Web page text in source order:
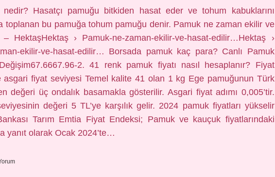
Hasatçı pamuğu bitkiden hasat eder ve tohum kabuklarını
toplanan bu pamuğa tohum pamuğu denir. Pamuk ne zaman ekilir ve
HektaşHektaş › Pamuk-ne-zaman-ekilir-ve-hasat-edilir…Hektaş ›
ekilir-ve-hasat-edilir… Borsada pamuk kaç para? Canlı Pamuk
2. 41 renk pamuk fiyatı nasıl hesaplanır? Fiyat
asgari fiyat seviyesi Temel kalite 41 olan 1 kg Ege pamuğunun Türk
değeri üç ondalık basamakla gösterilir. Asgari fiyat adımı 0,005’tir.
değeri 5 TL’ye karşılık gelir. 2024 pamuk fiyatları yükselir
Tarım Emtia Fiyat Endeksi; Pamuk ve kauçuk fiyatlarındaki
yanıt olarak Ocak 2024’te…